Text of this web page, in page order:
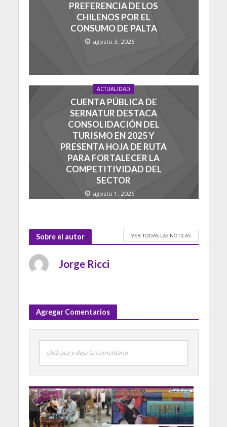
PREFERENCIA DE LOS
CHILENOS POR EL
CONSUMO DE PALTA
agosto 3, 2026
ACTUALIDAD
CUENTA PÚBLICA DE
SERNATUR DESTACA
CONSOLIDACIÓN DEL
TURISMO EN 2025 Y
PRESENTA HOJA DE RUTA
PARA FORTALECER LA
COMPETITIVIDAD DEL
SECTOR
agosto 1, 2026
Sobre el autor VER TODAS LAS NOTICAS
Jorge Ricci
Agregar Comentarios
click aca y deja tu comentario